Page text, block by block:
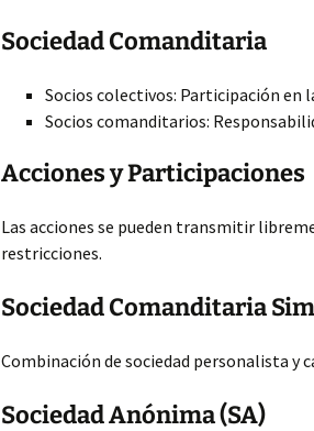
Sociedad Comanditaria
Socios colectivos: Participación
Socios comanditarios:
Acciones y Participaciones
Las acciones se pueden transmitir
restricciones.
Sociedad Comanditaria
Combinación de sociedad personalista y
Sociedad Anónima (SA)